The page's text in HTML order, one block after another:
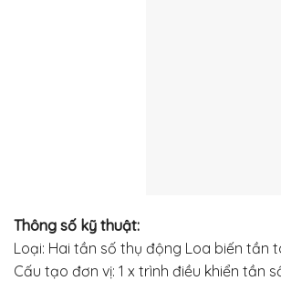
Thông số kỹ thuật:
Loại: Hai tần số thụ động Loa biến tần
Cấu tạo đơn vị: 1 x trình điều khiển tần